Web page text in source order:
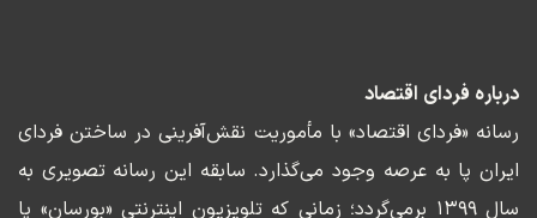
درباره فردای اقتصاد
رسانه «فردای اقتصاد» با مأموریت نقش‌آفرینی در ساختن فردای
ایران پا به عرصه وجود می‌گذارد. سابقه این رسانه تصویری به
سال ۱۳۹۹ برمی‌گردد؛ زمانی که تلویزیون اینترنتی «بورسان» پا